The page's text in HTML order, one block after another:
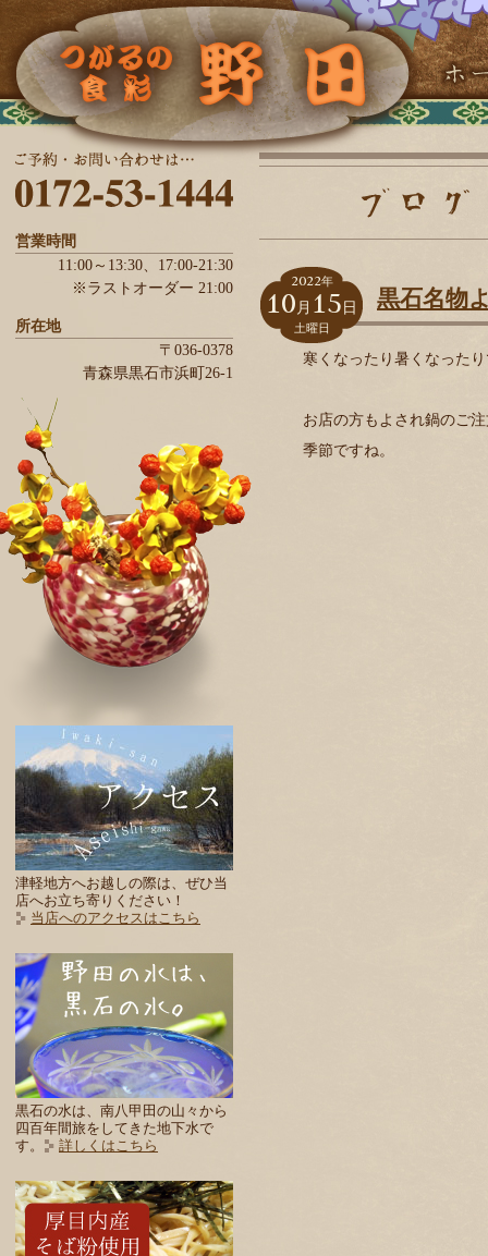
営業時間
11:00～13:30、 17:00-21:30
※ラストオーダー 21:00
所在地
〒036-0378
青森県黒石市浜町26-1
津軽地方へお越しの際は、ぜひ当
店へお立ち寄りください！
当店へのアクセスはこちら
黒石の水は、南八甲田の山々から
四百年間旅をしてきた地下水で
す。
詳しくはこちら
2022年
10 月 15 日
土曜日
黒石名物
寒くなったり暑くなった
お店の方もよされ鍋のご
季節ですね。